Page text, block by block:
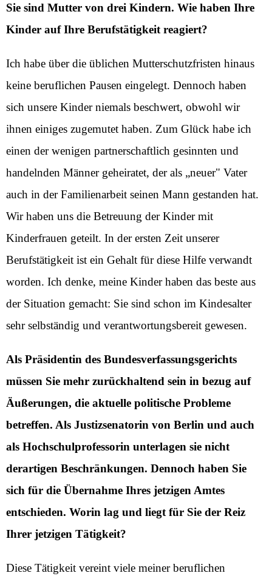
Sie sind Mutter von drei Kindern. Wie haben Ihre
Kinder auf Ihre Berufstätigkeit reagiert?
Ich habe über die üblichen Mutterschutzfristen hinaus
keine beruflichen Pausen eingelegt. Dennoch haben
sich unsere Kinder niemals beschwert, obwohl wir
ihnen einiges zugemutet haben. Zum Glück habe ich
einen der wenigen partnerschaftlich gesinnten und
handelnden Männer geheiratet, der als „neuer" Vater
auch in der Familienarbeit seinen Mann gestanden hat.
Wir haben uns die Betreuung der Kinder mit
Kinderfrauen geteilt. In der ersten Zeit unserer
Berufstätigkeit ist ein Gehalt für diese Hilfe verwandt
worden. Ich denke, meine Kinder haben das beste aus
der Situation gemacht: Sie sind schon im Kindesalter
sehr selbständig und verantwortungsbereit gewesen.
Als Präsidentin des Bundesverfassungsgerichts
müssen Sie mehr zurückhaltend sein in bezug auf
Äußerungen, die aktuelle politische Probleme
betreffen. Als Justizsenatorin von Berlin und auch
als Hochschulprofessorin unterlagen sie nicht
derartigen Beschränkungen. Dennoch haben Sie
sich für die Übernahme Ihres jetzigen Amtes
entschieden. Worin lag und liegt für Sie der Reiz
Ihrer jetzigen Tätigkeit?
Diese Tätigkeit vereint viele meiner beruflichen